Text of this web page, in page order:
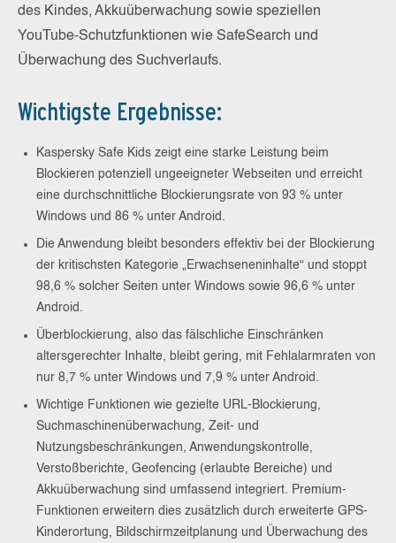
des Kindes, Akkuüberwachung sowie speziellen
YouTube-Schutzfunktionen wie SafeSearch und
Überwachung des Suchverlaufs.
Wichtigste Ergebnisse:
Kaspersky Safe Kids zeigt eine starke Leistung beim
Blockieren potenziell ungeeigneter Webseiten und erreicht
eine durchschnittliche Blockierungsrate von 93 % unter
Windows und 86 % unter Android.
Die Anwendung bleibt besonders effektiv bei der Blockierung
der kritischsten Kategorie „Erwachseneninhalte“ und stoppt
98,6 % solcher Seiten unter Windows sowie 96,6 % unter
Android.
Überblockierung, also das fälschliche Einschränken
altersgerechter Inhalte, bleibt gering, mit Fehlalarmraten von
nur 8,7 % unter Windows und 7,9 % unter Android.
Wichtige Funktionen wie gezielte URL-Blockierung,
Suchmaschinenüberwachung, Zeit- und
Nutzungsbeschränkungen, Anwendungskontrolle,
Verstoßberichte, Geofencing (erlaubte Bereiche) und
Akkuüberwachung sind umfassend integriert. Premium-
Funktionen erweitern dies zusätzlich durch erweiterte GPS-
Kinderortung, Bildschirmzeitplanung und Überwachung des